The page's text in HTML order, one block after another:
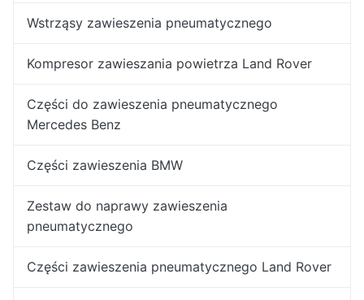
Wstrząsy zawieszenia pneumatycznego
Kompresor zawieszania powietrza Land Rover
Części do zawieszenia pneumatycznego
Mercedes Benz
Części zawieszenia BMW
Zestaw do naprawy zawieszenia
pneumatycznego
Części zawieszenia pneumatycznego Land Rover